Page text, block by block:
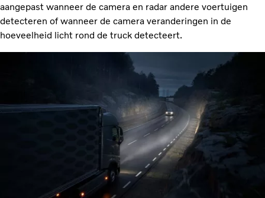
aangepast wanneer de camera en radar andere voertuigen
detecteren of wanneer de camera veranderingen in de
hoeveelheid licht rond de truck detecteert.